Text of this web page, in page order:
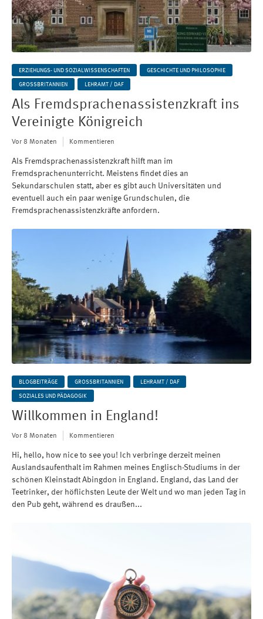
ERZIEHUNGS- UND SOZIALWISSENSCHAFTEN GESCHICHTE UND PHILOSOPHIE
GROSSBRITANNIEN LEHRAMT / DAF
Als Fremdsprachenassistenzkraft ins
Vereinigte Königreich
Vor 8 Monaten Kommentieren
Als Fremdsprachenassistenzkraft hilft man im
Fremdsprachenunterricht. Meistens findet dies an
Sekundarschulen statt, aber es gibt auch Universitäten und
eventuell auch ein paar wenige Grundschulen, die
Fremdsprachenassistenzkräfte anfordern.
BLOGBEITRÄGE GROSSBRITANNIEN LEHRAMT / DAF
SOZIALES UND PÄDAGOGIK
Willkommen in England!
Vor 8 Monaten Kommentieren
Hi, hello, how nice to see you! Ich verbringe derzeit meinen
Auslandsaufenthalt im Rahmen meines Englisch-Studiums in der
schönen Kleinstadt Abingdon in England. England, das Land der
Teetrinker, der höflichsten Leute der Welt und wo man jeden Tag in
den Pub geht, während es draußen...